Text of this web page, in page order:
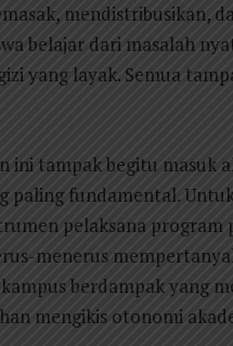
mendistribusikan,
belajar dari masalah
yang layak. Semua
tampak begitu masuk
paling fundamental.
pelaksana program
menerus
berdampak yang
mengikis otonomi